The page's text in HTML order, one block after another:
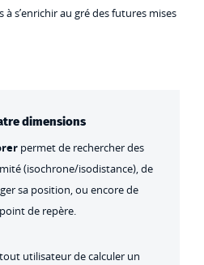
s’enrichir au gré des futures mises
dimensions
permet de rechercher des
(isochrone/isodistance), de
sa position, ou encore de
de repère.
utilisateur de calculer un